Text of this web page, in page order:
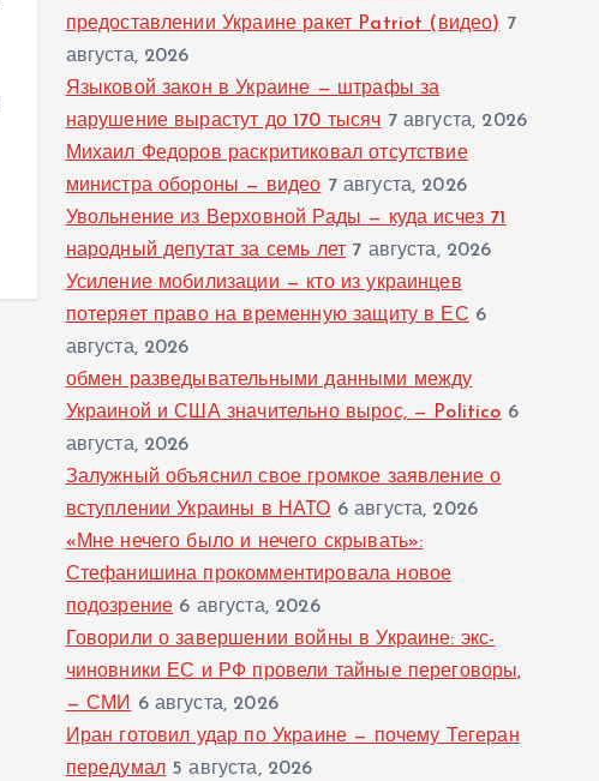
предоставлении Украине ракет Patriot (видео) 7
августа, 2026
Языковой закон в Украине — штрафы за
нарушение вырастут до 170 тысяч 7 августа, 2026
Михаил Федоров раскритиковал отсутствие
министра обороны — видео 7 августа, 2026
Увольнение из Верховной Рады — куда исчез 71
народный депутат за семь лет 7 августа, 2026
Усиление мобилизации — кто из украинцев
потеряет право на временную защиту в ЕС 6
августа, 2026
обмен разведывательными данными между
Украиной и США значительно вырос, — Politico 6
августа, 2026
Залужный объяснил свое громкое заявление о
вступлении Украины в НАТО 6 августа, 2026
«Мне нечего было и нечего скрывать»:
Стефанишина прокомментировала новое
подозрение 6 августа, 2026
Говорили о завершении войны в Украине: экс-
чиновники ЕС и РФ провели тайные переговоры,
— СМИ 6 августа, 2026
Иран готовил удар по Украине — почему Тегеран
передумал 5 августа, 2026